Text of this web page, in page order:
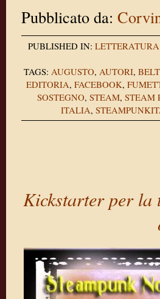
Pubblicato da:
PUBLISHED IN: LETTERATURA
TAGS: AUGUSTO, AUTORI,
EDITORIA, FACEBOOK,
SOSTEGNO, STEAM, STEAM
ITALIA,
Kickstarter per la